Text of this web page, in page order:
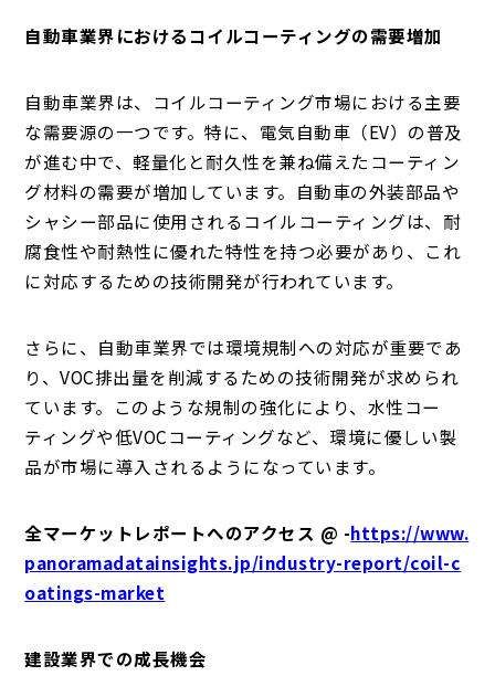
自動車業界におけるコイルコーティングの需要増加
自動車業界は、コイルコーティング市場における主要
な需要源の一つです。特に、電気自動車（EV）の普及
が進む中で、軽量化と耐久性を兼ね備えたコーティン
グ材料の需要が増加しています。自動車の外装部品や
シャシー部品に使用されるコイルコーティングは、耐
腐食性や耐熱性に優れた特性を持つ必要があり、これ
に対応するための技術開発が行われています。
さらに、自動車業界では環境規制への対応が重要であ
り、VOC排出量を削減するための技術開発が求められ
ています。このような規制の強化により、水性コー
ティングや低VOCコーティングなど、環境に優しい製
品が市場に導入されるようになっています。
全マーケットレポートへのアクセス @ -https://www.
panoramadatainsights.jp/industry-report/coil-c
oatings-market
建設業界での成長機会